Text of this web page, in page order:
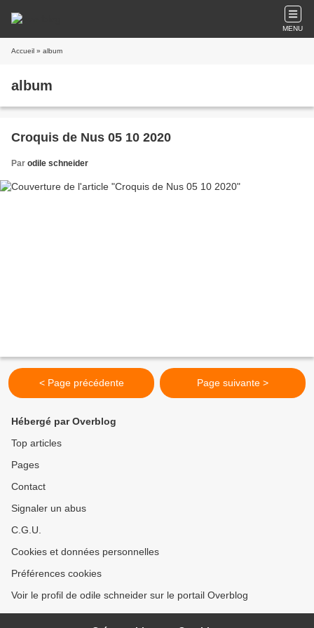
MENU
Accueil » album
album
Croquis de Nus 05 10 2020
Par odile schneider
< Page précédente Page suivante >
Hébergé par Overblog
Top articles
Pages
Contact
Signaler un abus
C.G.U.
Cookies et données personnelles
Préférences cookies
Voir le profil de odile schneider sur le portail Overblog